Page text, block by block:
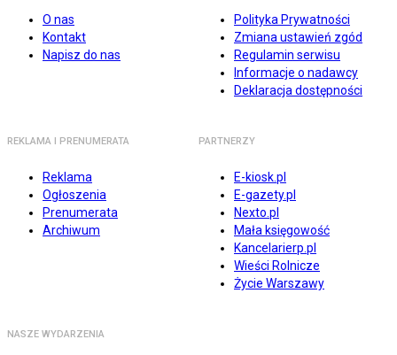
O nas
Kontakt
Napisz do nas
Polityka Prywatności
Zmiana ustawień zgód
Regulamin serwisu
Informacje o nadawcy
Deklaracja dostępności
REKLAMA I PRENUMERATA
Reklama
Ogłoszenia
Prenumerata
Archiwum
PARTNERZY
E-kiosk.pl
E-gazety.pl
Nexto.pl
Mała księgowość
Kancelarierp.pl
Wieści Rolnicze
Życie Warszawy
NASZE WYDARZENIA